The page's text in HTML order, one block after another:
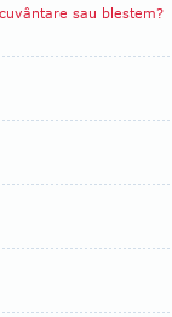
sau blestem?